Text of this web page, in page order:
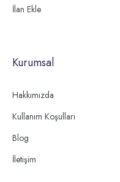
İlan Ekle
Kurumsal
Hakkımızda
Kullanım Koşulları
Blog
İletişim